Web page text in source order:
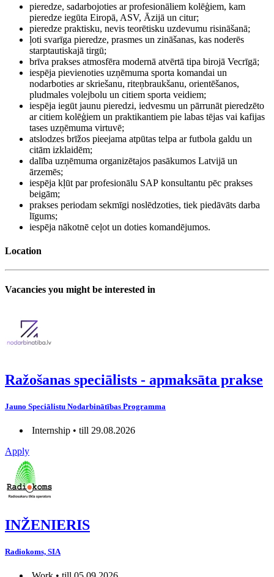
pieredze, sadarbojoties ar profesionāliem kolēģiem, kam
pieredze iegūta Eiropā, ASV, Āzijā un citur;
pieredze praktisku, nevis teorētisku uzdevumu risināšanā;
ļoti svarīga pieredze, prasmes un zināšanas, kas noderēs
starptautiskajā tirgū;
brīva prakses atmosfēra modernā atvērtā tipa birojā Vecrīgā;
iespēja pievienoties uzņēmuma sporta komandai un
nodarboties ar skriešanu, riteņbraukšanu, orientēšanos,
pludmales volejbolu un citiem sporta veidiem;
iespēja iegūt jaunu pieredzi, iedvesmu un pārrunāt pieredzēto
ar citiem kolēģiem un praktikantiem pie labas tējas vai kafijas
tases uzņēmuma virtuvē;
atslodzes brīžos pieejama atpūtas telpa ar futbola galdu un
citām izklaidēm;
dalība uzņēmuma organizētajos pasākumos Latvijā un
ārzemēs;
iespēja kļūt par profesionālu SAP konsultantu pēc prakses
beigām;
prakses periodam sekmīgi noslēdzoties, tiek piedāvāts darba
līgums;
iespēja nākotnē ceļot un doties komandējumos.
Location
Vacancies you might be interested in
Ražošanas speciālists - apmaksāta prakse
Jauno Speciālistu Nodarbinātības Programma
Internship • till 29.08.2026
Apply
INŽENIERIS
Radiokoms, SIA